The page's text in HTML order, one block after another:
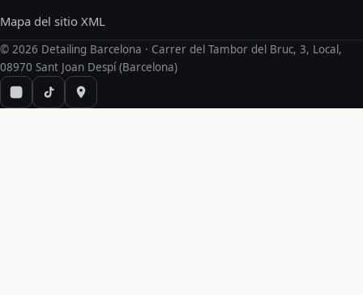
Mapa del sitio XML
© 2026 Detailing Barcelona · Carrer del Tambor del Bruc, 3, Local,
08970 Sant Joan Despí (Barcelona)